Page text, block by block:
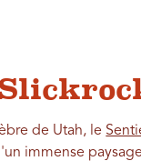
de Utah, le
immense